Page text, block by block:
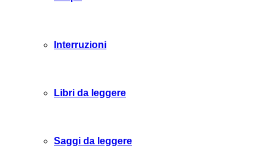
Interruzioni
Libri da leggere
Saggi da leggere